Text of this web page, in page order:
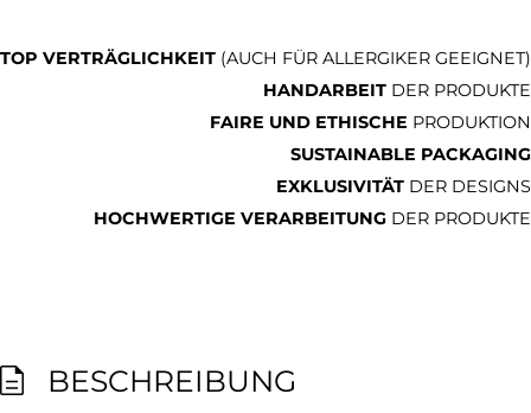
TOP VERTRÄGLICHKEIT (AUCH FÜR ALLERGIKER GEEIGNET)
HANDARBEIT DER PRODUKTE
FAIRE UND ETHISCHE PRODUKTION
SUSTAINABLE PACKAGING
EXKLUSIVITÄT DER DESIGNS
HOCHWERTIGE VERARBEITUNG DER PRODUKTE
BESCHREIBUNG